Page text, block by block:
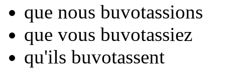
que nous buvotassions
que vous buvotassiez
qu'ils buvotassent